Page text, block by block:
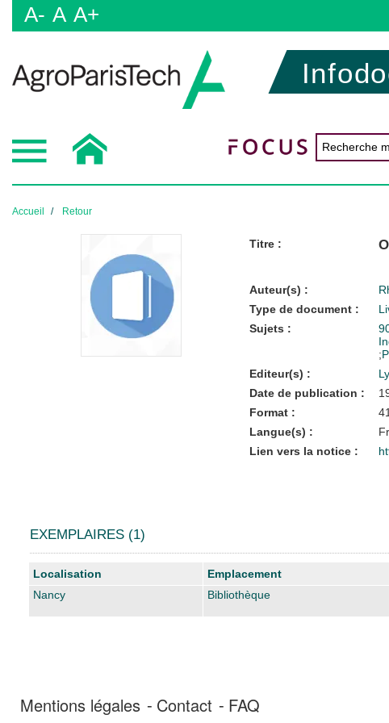
A- A A+
Accueil Retour
Titre :
Auteur(s) :
Type de document :
Sujets :
;
Editeur(s) :
Date de publication :
Format :
Langue(s) :
Lien vers la notice :
EXEMPLAIRES (1)
Liste des exemplaires
Localisation Emplacement
Nancy
Bibliothèque
Mentions légales Contact FAQ